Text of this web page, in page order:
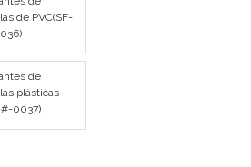
de PVC(SF-
de
plásticas
0037)